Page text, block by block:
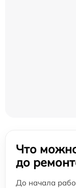
Что
до
До начала